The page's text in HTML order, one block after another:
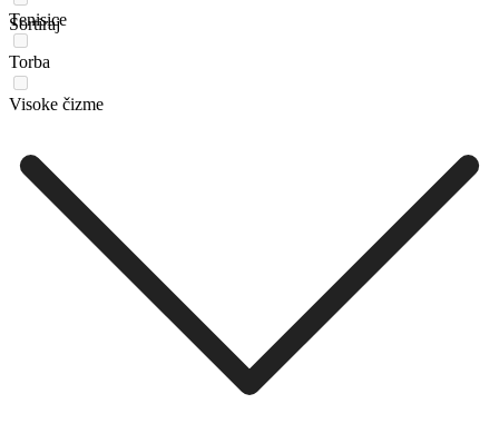
Tenisice
Torba
Visoke čizme
Sortiraj